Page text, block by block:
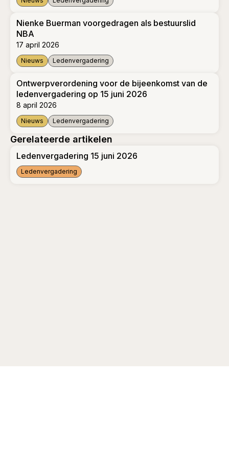
Nienke Buerman voorgedragen als bestuurslid
NBA
17 april 2026
Nieuws Ledenvergadering
Ontwerpverordening voor de bijeenkomst van de
ledenvergadering op 15 juni 2026
8 april 2026
Nieuws Ledenvergadering
Gerelateerde artikelen
Ledenvergadering 15 juni 2026
Ledenvergadering